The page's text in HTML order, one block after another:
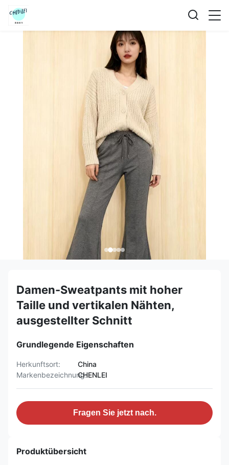
Damen-Sweatpants mit hoher
Taille und vertikalen Nähten,
ausgestellter Schnitt
Grundlegende Eigenschaften
Herkunftsort:
China
Markenbezeichnung:CHENLEI
Fragen Sie jetzt nach.
Produktübersicht